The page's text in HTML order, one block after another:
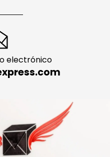
electrónico